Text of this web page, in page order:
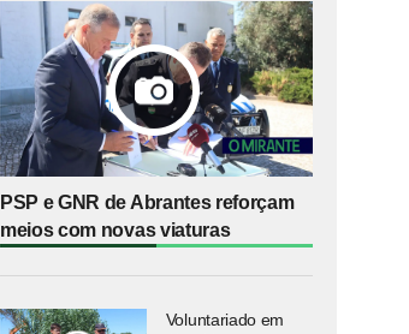
PSP e GNR de Abrantes reforçam
meios com novas viaturas
Voluntariado em